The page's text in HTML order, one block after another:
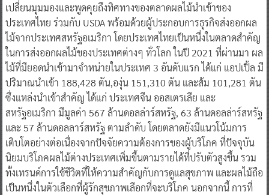
เปลี่ยนมุมมองและพูดคุยถึงทิศทางของตลาดผลไม้นำเข้าของ
ประเทศไทย ร่วมกับ USDA พร้อมด้วยผู้ประกอบการธุรกิจส่งออกผล
ไม้จากประเทศสหรัฐอเมริกา โดยประเทศไทยเป็นหนึ่งในตลาดสำคัญ
ในการส่งออกผลไม้ของประเทศต่างๆ ทั่วโลก ในปี 2021 ที่ผ่านมา ผล
ไม้ที่มียอดนำเข้ามาจำหน่ายในประเทศ 3 อันดับแรก ได้แก่ แอปเปิ้ล มี
ปริมาณนำเข้า 188,428 ตัน,องุ่น 151,310 ตัน และส้ม 101,281 ตัน
ซึ่งแหล่งนำเข้าสำคัญ ได้แก่ ประเทศจีน ออสเตรเลีย และ
สหรัฐอเมริกา มีมูลค่า 567 ล้านดอลล่าร์สหรัฐ, 63 ล้านดอลล่าร์สหรัฐ
และ 57 ล้านดอลลาร์สหรัฐ ตามลำดับ โดยตลาดยังมีแนวโน้มการ
เติบโตอย่างต่อเนื่องจากปัจจัยความต้องการของผู้บริโภค ที่ปัจจุบัน
นิยมบริโภคผลไม้ต่างประเทศเพิ่มขึ้นตามรายได้ที่ปรับตัวสูงขึ้น รวม
ทั้งเทรนด์การใช้ชีวิตที่ให้ความสำคัญกับการดูแลสุขภาพ และผลไม้ถือ
เป็นหนึ่งในตัวเลือกที่ผู้รักสุขภาพเลือกที่จะบริโภค นอกจากนี้ การที่